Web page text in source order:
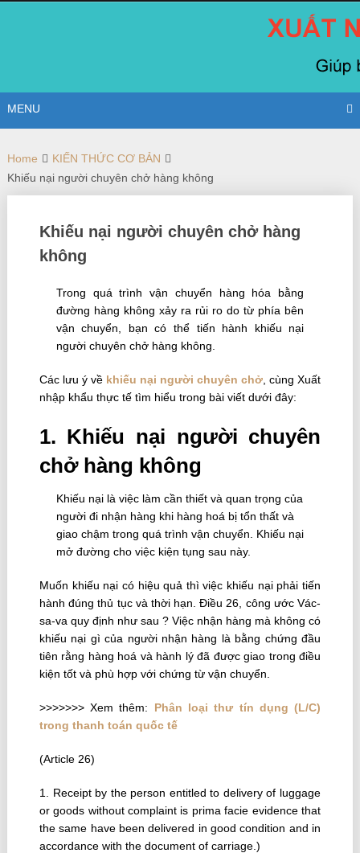
MENU
Home
KIẾN THỨC CƠ BẢN
Khiếu nại người chuyên chở hàng không
Khiếu nại người chuyên chở hàng
không
Trong quá trình vận chuyển hàng hóa bằng
đường hàng không xảy ra rủi ro do từ phía bên
vận chuyển, bạn có thể tiến hành khiếu nại
người chuyên chở hàng không.
Các lưu ý về khiếu nại người chuyên chở , cùng Xuất
nhập khẩu thực tế tìm hiểu trong bài viết dưới đây:
1. Khiếu nại người chuyên
chở hàng không
Khiếu nại là việc làm cần thiết và quan trọng của
người đi nhận hàng khi hàng hoá bị tổn thất và
giao chậm trong quá trình vận chuyển. Khiếu nại
mở đường cho việc kiện tụng sau này.
Muốn khiếu nại có hiệu quả thì việc khiếu nại phải tiến
hành đúng thủ tục và thời hạn. Ðiều 26, công ước Vác-
sa-va quy định như sau ? Việc nhận hàng mà không có
khiếu nại gì của người nhận hàng là bằng chứng đầu
tiên rằng hàng hoá và hành lý đã được giao trong điều
kiện tốt và phù hợp với chứng từ vận chuyển.
>>>>>>> Xem thêm: Phân loại thư tín dụng (L/C)
trong thanh toán quốc tế
(Article 26)
1. Receipt by the person entitled to delivery of luggage
or goods without complaint is prima facie evidence that
the same have been delivered in good condition and in
accordance with the document of carriage.)